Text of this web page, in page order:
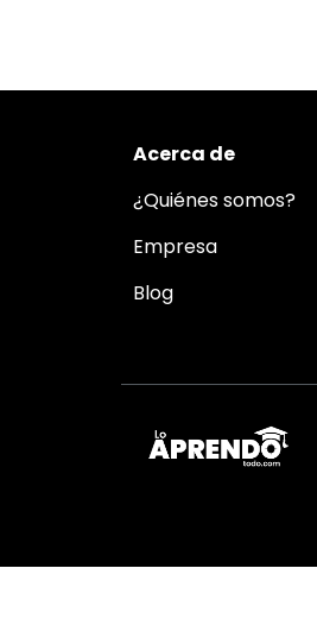
Acerca de
¿Quiénes somos?
Empresa
Blog